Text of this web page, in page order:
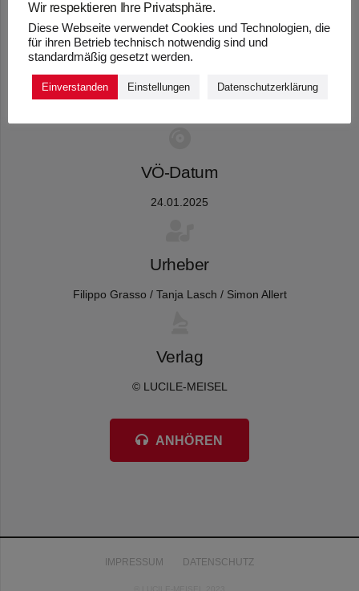
„GRENZENLOS FREI“
– ELOY DE JONG
VÖ-Datum
24.01.2025
Urheber
Filippo Grasso / Tanja Lasch / Simon Allert
Verlag
© LUCILE-MEISEL
ANHÖREN
IMPRESSUM DATENSCHUTZ
Wir respektieren Ihre Privatsphäre.
Diese Webseite verwendet Cookies und Technologien, die
für ihren Betrieb technisch notwendig sind und
standardmäßig gesetzt werden.
Einverstanden Einstellungen Datenschutzerklärung